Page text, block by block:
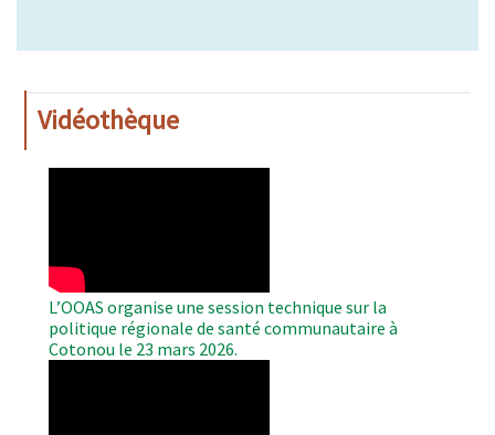
Vidéothèque
L’OOAS organise une session technique sur la
politique régionale de santé communautaire à
Cotonou le 23 mars 2026.